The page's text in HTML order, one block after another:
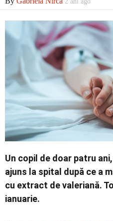
Social
Contact
Un copil de doar patru
ajuns la spital după ce a
cu extract de valeriană.
ianuarie.